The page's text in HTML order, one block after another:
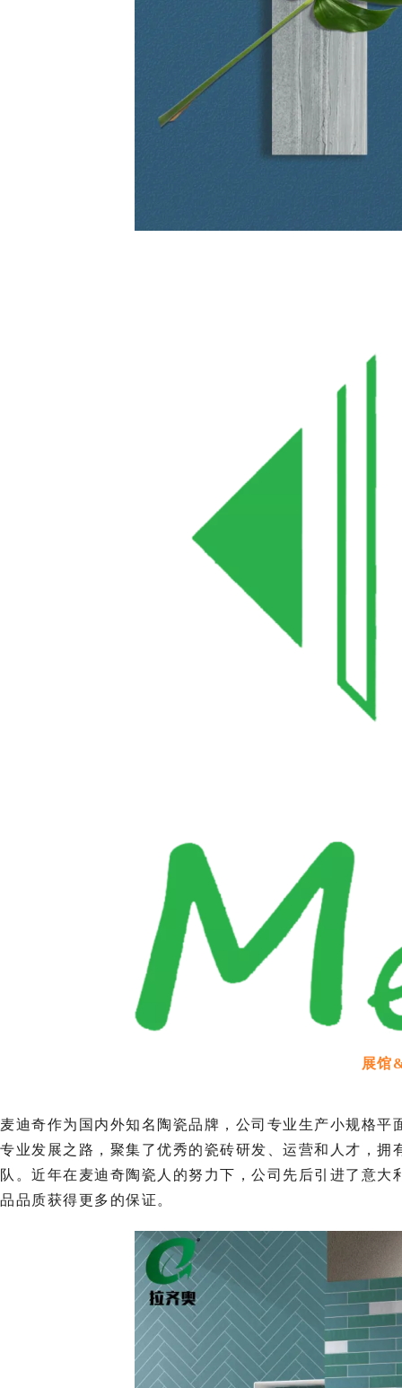
展馆
麦迪奇作为国内外知名陶瓷品牌，公司专业生产小规格
专业发展之路，聚集了优秀的瓷砖研发、运营和人才，
队。近年在麦迪奇陶瓷人的努力下，公司先后引进了意
品品质获得更多的保证。